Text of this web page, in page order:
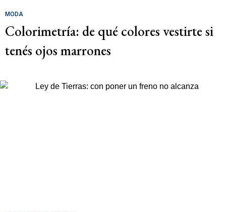
MODA
Colorimetría: de qué colores vestirte si
tenés ojos marrones